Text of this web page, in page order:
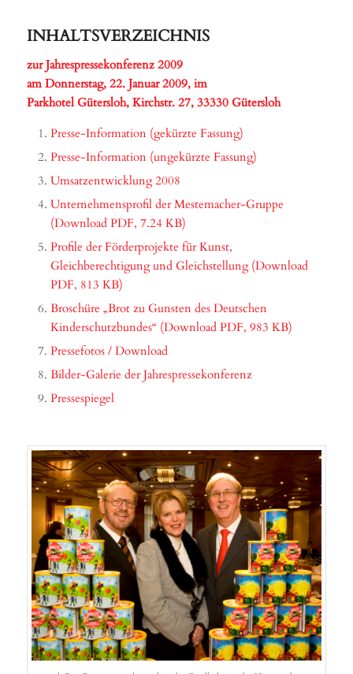
INHALTSVERZEICHNIS
zur Jahrespressekonferenz 2009
am Donnerstag, 22. Januar 2009, im
Parkhotel Gütersloh, Kirchstr. 27, 33330 Gütersloh
Presse-Information (gekürzte Fassung)
Presse-Information (ungekürzte Fassung)
Umsatzentwicklung 2008
Unternehmensprofil der Mestemacher-Gruppe
(Download PDF, 7.24 KB)
Profile der Förderprojekte für Kunst,
Gleichberechtigung und Gleichstellung (Download
PDF, 813 KB)
Broschüre „Brot zu Gunsten des Deutschen
Kinderschutzbundes“ (Download PDF, 983 KB)
Pressefotos / Download
Bilder-Galerie der Jahrespressekonferenz
Pressespiegel